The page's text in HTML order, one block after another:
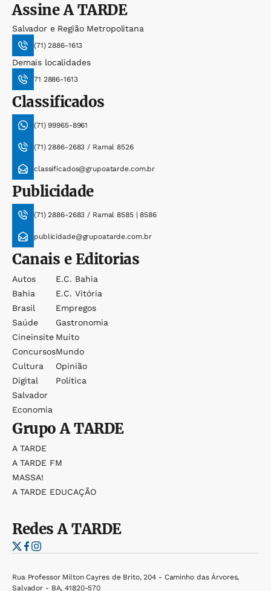
AssineA TARDE
Salvador e Região Metropolitana
(71) 2886-1613
Demais localidades
71 2886-1613
Classificados
(71) 99965-8961
(71) 2886-2683 / Ramal 8526
classificados@grupoatarde.com.br
Publicidade
(71) 2886-2683 / Ramal 8585 | 8586
publicidade@grupoatarde.com.br
Canais e Editorias
Autos
Bahia
Brasil
Saúde
Cineinsite
Concursos
Cultura
Digital
Salvador
Economia
E.c. Bahia
E.c. Vitória
Empregos
Gastronomia
Muito
Mundo
Opinião
Política
GrupoA TARDE
A TARDE
A TARDE FM
MASSA!
A TARDE EDUCAÇÃO
RedesA TARDE
Rua Professor Milton Cayres de Brito, 204 - Caminho das Árvores,
Salvador - BA, 41820-570